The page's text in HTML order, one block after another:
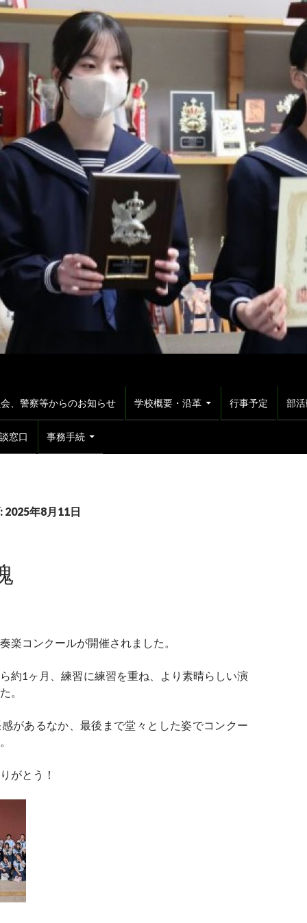
、警察等からのお知らせ 学校概要・沿革 行事予定 部
窓口 事務手続
2025年8月11日
楽コンクールが開催されました。
約1ヶ月、練習に練習を重ね、より素晴らしい演
。
があるなか、最後まで堂々とした姿でコンクー
がとう！